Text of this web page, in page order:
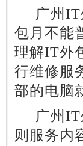
广州IT
包月不能
理解IT外
行维修服
部的电脑
广州IT
则服务内